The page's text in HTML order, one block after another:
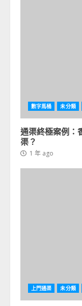
數字馬桶 未分類
通渠終極案例：
渠？
1 年 ago
上門通渠 未分類